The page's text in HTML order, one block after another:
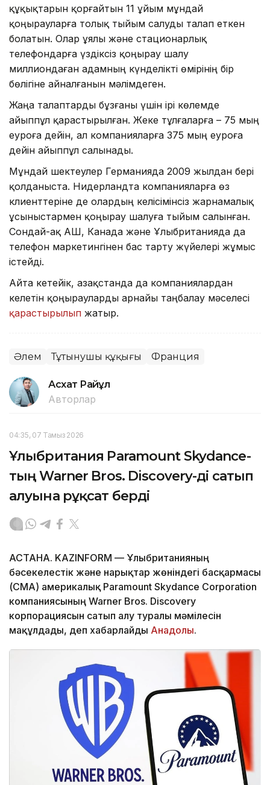
құқықтарын қорғайтын 11 ұйым мұндай
қоңырауларға толық тыйым салуды талап еткен
болатын. Олар ұялы және стационарлық
телефондарға үздіксіз қоңырау шалу
миллиондаған адамның күнделікті өмірінің бір
бөлігіне айналғанын мәлімдеген.
Жаңа талаптарды бұзғаны үшін ірі көлемде
айыппұл қарастырылған. Жеке тұлғаларға – 75 мың
еуроға дейін, ал компанияларға 375 мың еуроға
дейін айыппұл салынады.
Мұндай шектеулер Германияда 2009 жылдан бері
қолданыста. Нидерландта компанияларға өз
клиенттеріне де олардың келісімінсіз жарнамалық
ұсыныстармен қоңырау шалуға тыйым салынған.
Сондай-ақ АҚШ, Канада және Ұлыбританияда да
телефон маркетингінен бас тарту жүйелері жұмыс
істейді.
Айта кетейік, Қазақстанда да компаниялардан
келетін қоңырауларды арнайы таңбалау мәселесі
қарастырылып жатыр.
Әлем Тұтынушы құқығы Франция
Асхат Райқұл
Авторлар
04:35, 07 Тамыз 2026
Ұлыбритания Paramount Skydance-
тың Warner Bros. Discovery-ді сатып
алуына рұқсат берді
АСТАНА. KAZINFORM — Ұлыбританияның
бәсекелестік және нарықтар жөніндегі басқармасы
(CMA) америкалық Paramount Skydance Corporation
компаниясының Warner Bros. Discovery
корпорациясын сатып алу туралы мәмілесін
мақұлдады, деп хабарлайды Анадолы.